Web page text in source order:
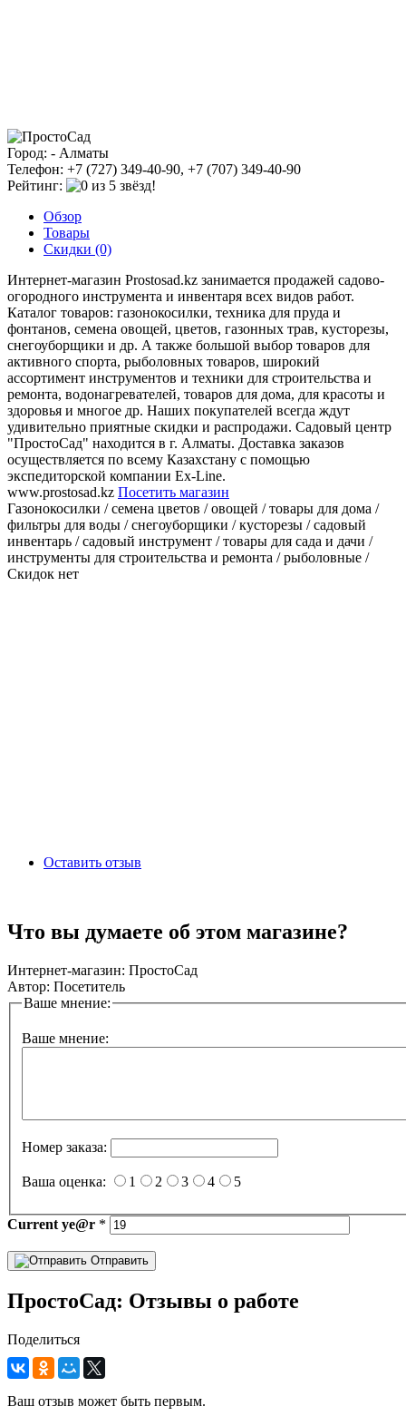
Город: - Алматы
Телефон: +7 (727) 349-40-90, +7 (707) 349-40-90
Рейтинг:
Обзор
Товары
Скидки (0)
Интернет-магазин Рrostosad.kz занимается продажей садово-
огородного инструмента и инвентаря всех видов работ.
Каталог товаров: газонокосилки, техника для пруда и
фонтанов, семена овощей, цветов, газонных трав, кусторезы,
снегоуборщики и др. А также большой выбор товаров для
активного спорта, рыболовных товаров, широкий
ассортимент инструментов и техники для строительства и
ремонта, водонагревателей, товаров для дома, для красоты и
здоровья и многое др. Наших покупателей всегда ждут
удивительно приятные скидки и распродажи. Садовый центр
"ПростоСад" находится в г. Алматы. Доставка заказов
осуществляется по всему Казахстану с помощью
экспедиторской компании Ex-Line.
www.prostosad.kz Посетить магазин
Газонокосилки / семена цветов / овощей / товары для дома /
фильтры для воды / снегоуборщики / кусторезы / садовый
инвентарь / садовый инструмент / товары для сада и дачи /
инструменты для строительства и ремонта / рыболовные /
Скидок нет
Оставить отзыв
Что вы думаете об этом магазине?
Интернет-магазин: ПростоСад
Автор: Посетитель
Ваше мнение:
Ваше мнение:
Номер заказа:
Ваша оценка: 1 2 3 4 5
Current ye@r *
Отправить
ПростоСад: Отзывы о работе
Поделиться
Ваш отзыв может быть первым.